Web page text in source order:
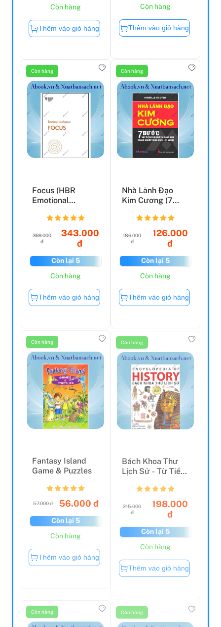
Còn hàng
Thêm vào giỏ hàng
Còn hàng
Thêm vào giỏ hàng
Còn hàng
Focus (HBR
Emotional
Series)
369.000
đ
343.000
đ
Còn lại 5
Còn hàng
Thêm vào giỏ hàng
Còn hàng
Nhà Lãnh Đạo
Kim Cương (7
Đội Ngũ Tà...
186.000
đ
126.000
đ
Còn lại 5
Còn hàng
Thêm vào giỏ hàng
Còn hàng
Fantasy Island
Game & Puzzles
57.000 đ 56.000 đ
Còn lại 5
Còn hàng
Thêm vào giỏ hàng
Còn hàng
Bách Khoa Thư
Lịch Sử - Từ Tiền
Sử Đến Thời Hiện
215.000
đ
198.000
đ
Còn lại 5
Còn hàng
Thêm vào giỏ hàng
Còn hàng